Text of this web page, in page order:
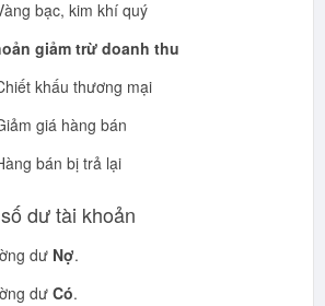
bạc, kim khí quý
giảm trừ doanh thu
khấu thương mại
giá hàng bán
bán bị trả lại
dư tài khoản
dư Nợ.
dư Có.